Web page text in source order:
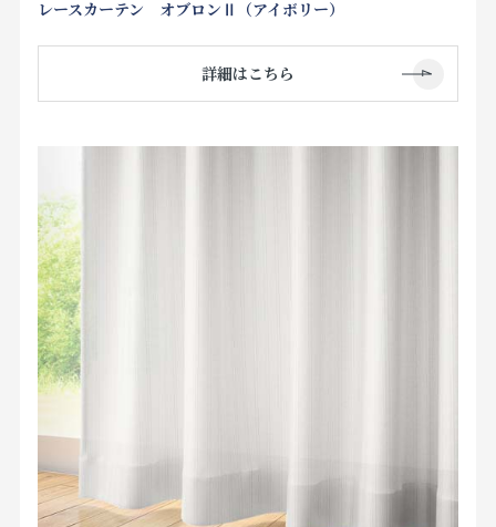
レースカーテン オブロンⅡ（アイボリー）
詳細はこちら